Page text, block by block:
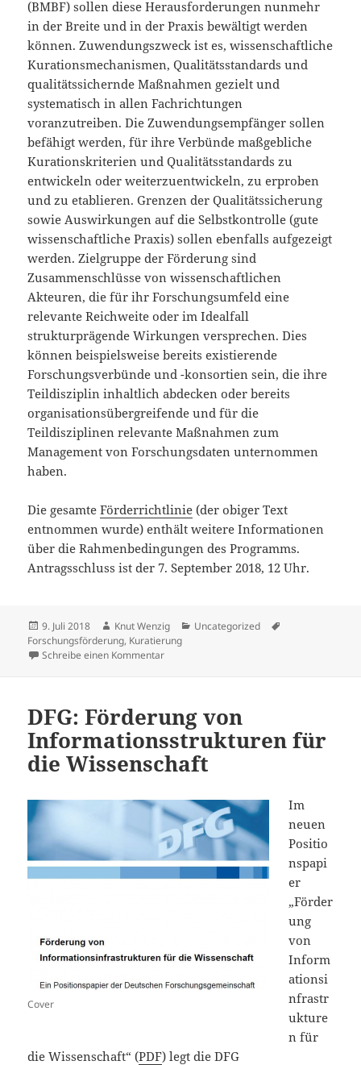
(BMBF) sollen diese Herausforderungen nunmehr
in der Breite und in der Praxis bewältigt werden
können. Zuwendungszweck ist es, wissenschaftliche
Kurationsmechanismen, Qualitätsstandards und
qualitätssichernde Maßnahmen gezielt und
systematisch in allen Fachrichtungen
voranzutreiben. Die Zuwendungsempfänger sollen
befähigt werden, für ihre Verbünde maßgebliche
Kurationskriterien und Qualitätsstandards zu
entwickeln oder weiterzuentwickeln, zu erproben
und zu etablieren. Grenzen der Qualitätssicherung
sowie Auswirkungen auf die Selbstkontrolle (gute
wissenschaftliche Praxis) sollen ebenfalls aufgezeigt
werden. Zielgruppe der Förderung sind
Zusammenschlüsse von wissenschaftlichen
Akteuren, die für ihr Forschungsumfeld eine
relevante Reichweite oder im Idealfall
strukturprägende Wirkungen versprechen. Dies
können beispielsweise bereits existierende
Forschungsverbünde und -konsortien sein, die ihre
Teildisziplin inhaltlich abdecken oder bereits
organisationsübergreifende und für die
Teildisziplinen relevante Maßnahmen zum
Management von Forschungsdaten unternommen
haben.
Die gesamteFörderrichtlinie (der obiger Text
entnommen wurde) enthält weitere Informationen
über die Rahmenbedingungen des Programms.
Antragsschluss ist der 7. September 2018, 12 Uhr.
Veröffentlicht
am
9. Juli 2018 Autor
Knut Wenzig Kategorien
Uncategorized
Forschungsförderung, Kuratierung
Schreibe einen Kommentarzu BMBF fördert Entwicklung und
DFG: Förderung von
Informationsstrukturen für
die Wissenschaft
Cover
Im
neuen
Positio
nspapi
er
„Förder
ung
von
Inform
ationsi
nfrastr
ukture
n für
die Wissenschaft“ (PDF) legt die DFG